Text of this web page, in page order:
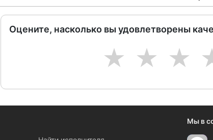
Оцените, насколько вы удовлетворены
3
2
1
Мы в